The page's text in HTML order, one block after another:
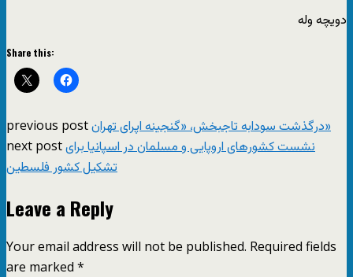
دویچه وله
Share this:
previous post درگذشت سودابه تاجبخش، «گنجینه اپرای تهران»
next postنشست کشورهای اروپایی و مسلمان در اسپانیا برای
تشکیل کشور فلسطین
Leave a Reply
Your email address will not be published. Required fields
are marked *